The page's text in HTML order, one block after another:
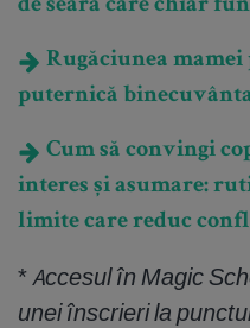
de seară care chiar
Rugăciunea
puternică
Cum să convingi
interes și asumare:
limite care reduc
*Accesul în Magic
unei înscrieri la